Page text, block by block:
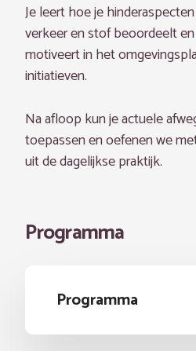
Je leert hoe je
verkeer en stof beoordeelt
motiveert in het
initiatieven.
Na afloop kun je actuele
toepassen en oefenen we
uit de dagelijkse praktijk.
Programma
Programma